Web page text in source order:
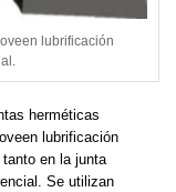
lubrificación
herméticas
lubrificación
en la junta
Se utilizan